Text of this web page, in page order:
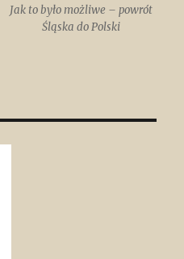
Jak to było możliwe – powrót
Śląska do Polski